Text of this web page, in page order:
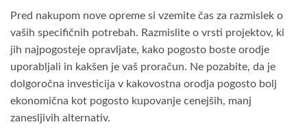
Pred nakupom nove opreme si vzemite čas za razmislek o
vaših specifičnih potrebah. Razmislite o vrsti projektov, ki
jih najpogosteje opravljate, kako pogosto boste orodje
uporabljali in kakšen je vaš proračun. Ne pozabite, da je
dolgoročna investicija v kakovostna orodja pogosto bolj
ekonomična kot pogosto kupovanje cenejših, manj
zanesljivih alternativ.